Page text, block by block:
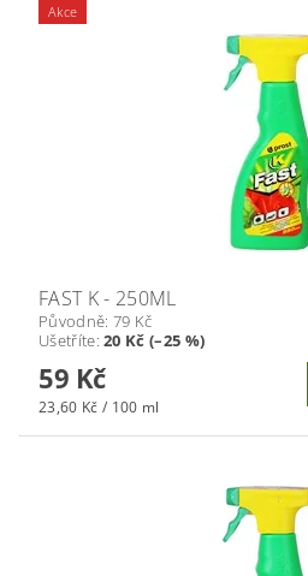
Akce
FAST K - 250ML
Původně: 79 Kč
Ušetříte:20 Kč (–25 %)
59 Kč
23,60 Kč / 100 ml